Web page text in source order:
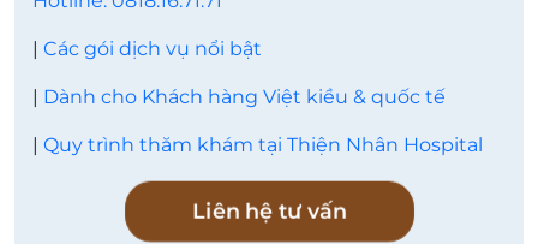
| Các gói dịch vụ nổi bật
| Dành cho Khách hàng Việt kiều & quốc tế
| Quy trình thăm khám tại Thiện Nhân Hospital
Liên hệ tư vấn